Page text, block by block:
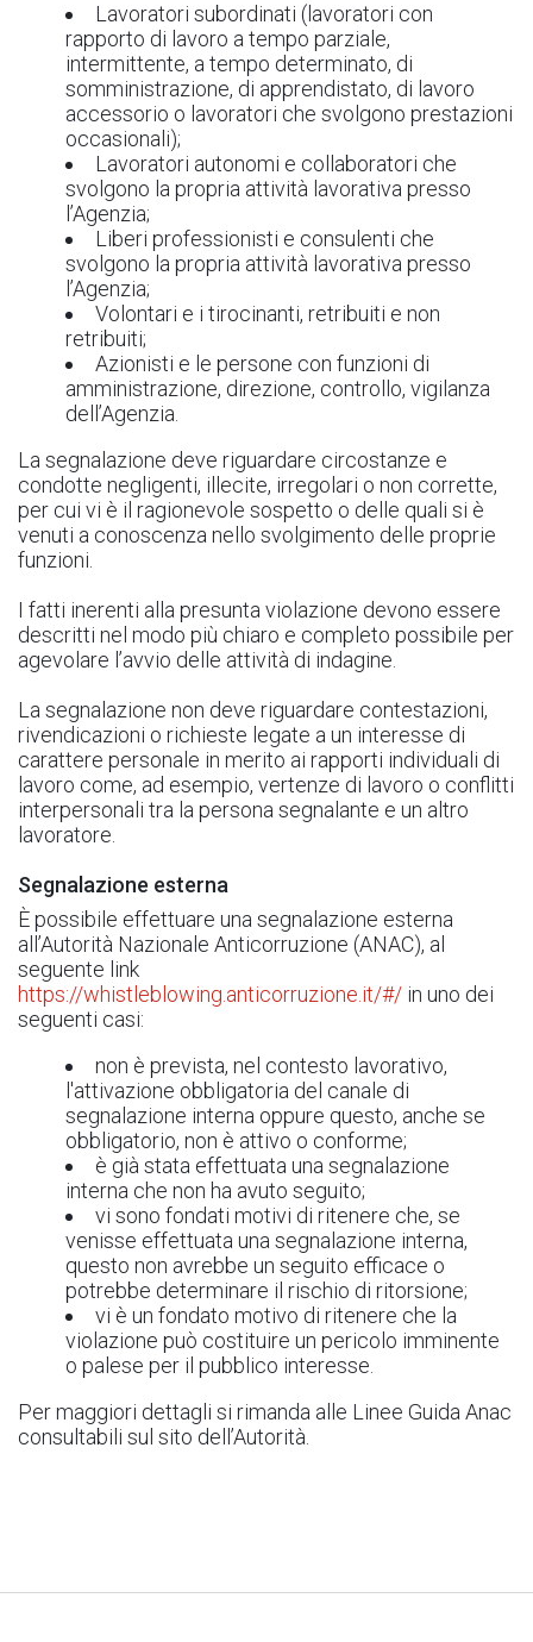
Lavoratori subordinati (lavoratori con
rapporto di lavoro a tempo parziale,
intermittente, a tempo determinato, di
somministrazione, di apprendistato, di lavoro
accessorio o lavoratori che svolgono prestazioni
occasionali);
Lavoratori autonomi e collaboratori che
svolgono la propria attività lavorativa presso
l’Agenzia;
Liberi professionisti e consulenti che
svolgono la propria attività lavorativa presso
l’Agenzia;
Volontari e i tirocinanti, retribuiti e non
retribuiti;
Azionisti e le persone con funzioni di
amministrazione, direzione, controllo, vigilanza
dell’Agenzia.
La segnalazione deve riguardare circostanze e
condotte negligenti, illecite, irregolari o non corrette,
per cui vi è il ragionevole sospetto o delle quali si è
venuti a conoscenza nello svolgimento delle proprie
funzioni.
I fatti inerenti alla presunta violazione devono essere
descritti nel modo più chiaro e completo possibile per
agevolare l’avvio delle attività di indagine.
La segnalazione non deve riguardare contestazioni,
rivendicazioni o richieste legate a un interesse di
carattere personale in merito ai rapporti individuali di
lavoro come, ad esempio, vertenze di lavoro o conflitti
interpersonali tra la persona segnalante e un altro
lavoratore.
Segnalazione esterna
È possibile effettuare una segnalazione esterna
all’Autorità Nazionale Anticorruzione (ANAC), al
seguente link
https://whistleblowing.anticorruzione.it/#/ in uno dei
seguenti casi:
non è prevista, nel contesto lavorativo,
l'attivazione obbligatoria del canale di
segnalazione interna oppure questo, anche se
obbligatorio, non è attivo o conforme;
è già stata effettuata una segnalazione
interna che non ha avuto seguito;
vi sono fondati motivi di ritenere che, se
venisse effettuata una segnalazione interna,
questo non avrebbe un seguito efficace o
potrebbe determinare il rischio di ritorsione;
vi è un fondato motivo di ritenere che la
violazione può costituire un pericolo imminente
o palese per il pubblico interesse.
Per maggiori dettagli si rimanda alle Linee Guida Anac
consultabili sul sito dell’Autorità.